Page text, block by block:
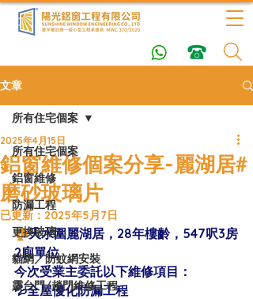
文章
所有住宅個案
鋁窗維修
防漏工程
更換玻璃
貓網／防蚊網安裝
露台門/趟門維修工程
所有住宅個案
鋁窗維修個案分享-麗湖居#
磨砂玻璃片
2025年4月15日
已更新： 2025年5月7日
🏠天水圍麗湖居，28年樓齡，547呎3房
2廁單位
今次受業主委託以下維修項目：
💦全屋優化防漏工程